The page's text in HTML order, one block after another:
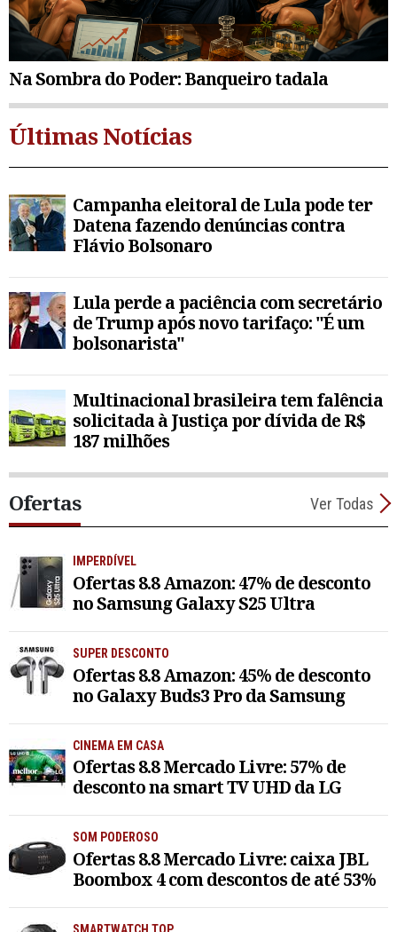
Na Sombra do Poder: Banqueiro tadala
Últimas Notícias
Campanha eleitoral de Lula pode ter
Datena fazendo denúncias contra
Flávio Bolsonaro
Lula perde a paciência com secretário
de Trump após novo tarifaço: "É um
bolsonarista"
Multinacional brasileira tem falência
solicitada à Justiça por dívida de R$
187 milhões
Ofertas Ver Todas
IMPERDÍVEL
Ofertas 8.8 Amazon: 47% de desconto
no Samsung Galaxy S25 Ultra
SUPER DESCONTO
Ofertas 8.8 Amazon: 45% de desconto
no Galaxy Buds3 Pro da Samsung
CINEMA EM CASA
Ofertas 8.8 Mercado Livre: 57% de
desconto na smart TV UHD da LG
SOM PODEROSO
Ofertas 8.8 Mercado Livre: caixa JBL
Boombox 4 com descontos de até 53%